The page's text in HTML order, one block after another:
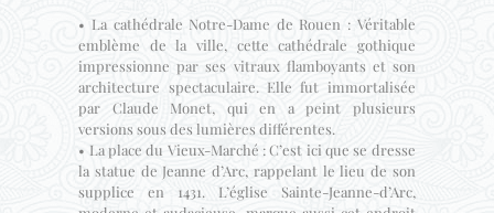
• La cathédrale Notre-Dame de Rouen : Véritable
emblème de la ville, cette cathédrale gothique
impressionne par ses vitraux flamboyants et son
architecture spectaculaire. Elle fut immortalisée
par Claude Monet, qui en a peint plusieurs
versions sous des lumières différentes.
• La place du Vieux-Marché : C’est ici que se dresse
la statue de Jeanne d’Arc, rappelant le lieu de son
supplice en 1431. L’église Sainte-Jeanne-d’Arc,